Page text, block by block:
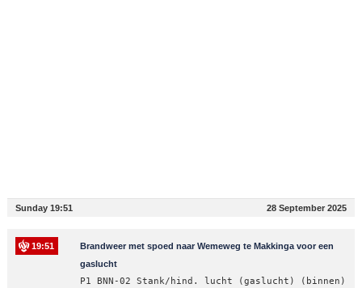
Sunday 19:51 28 September 2025
19:51
Brandweer met spoed naar Wemeweg te Makkinga voor een
gaslucht
P1 BNN-02 Stank/hind. lucht (gaslucht) (binnen)